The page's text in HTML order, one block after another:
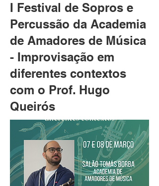
I Festival de Sopros e
Percussão da Academia
de Amadores de Música
- Improvisação em
diferentes contextos
com o Prof. Hugo
Queirós